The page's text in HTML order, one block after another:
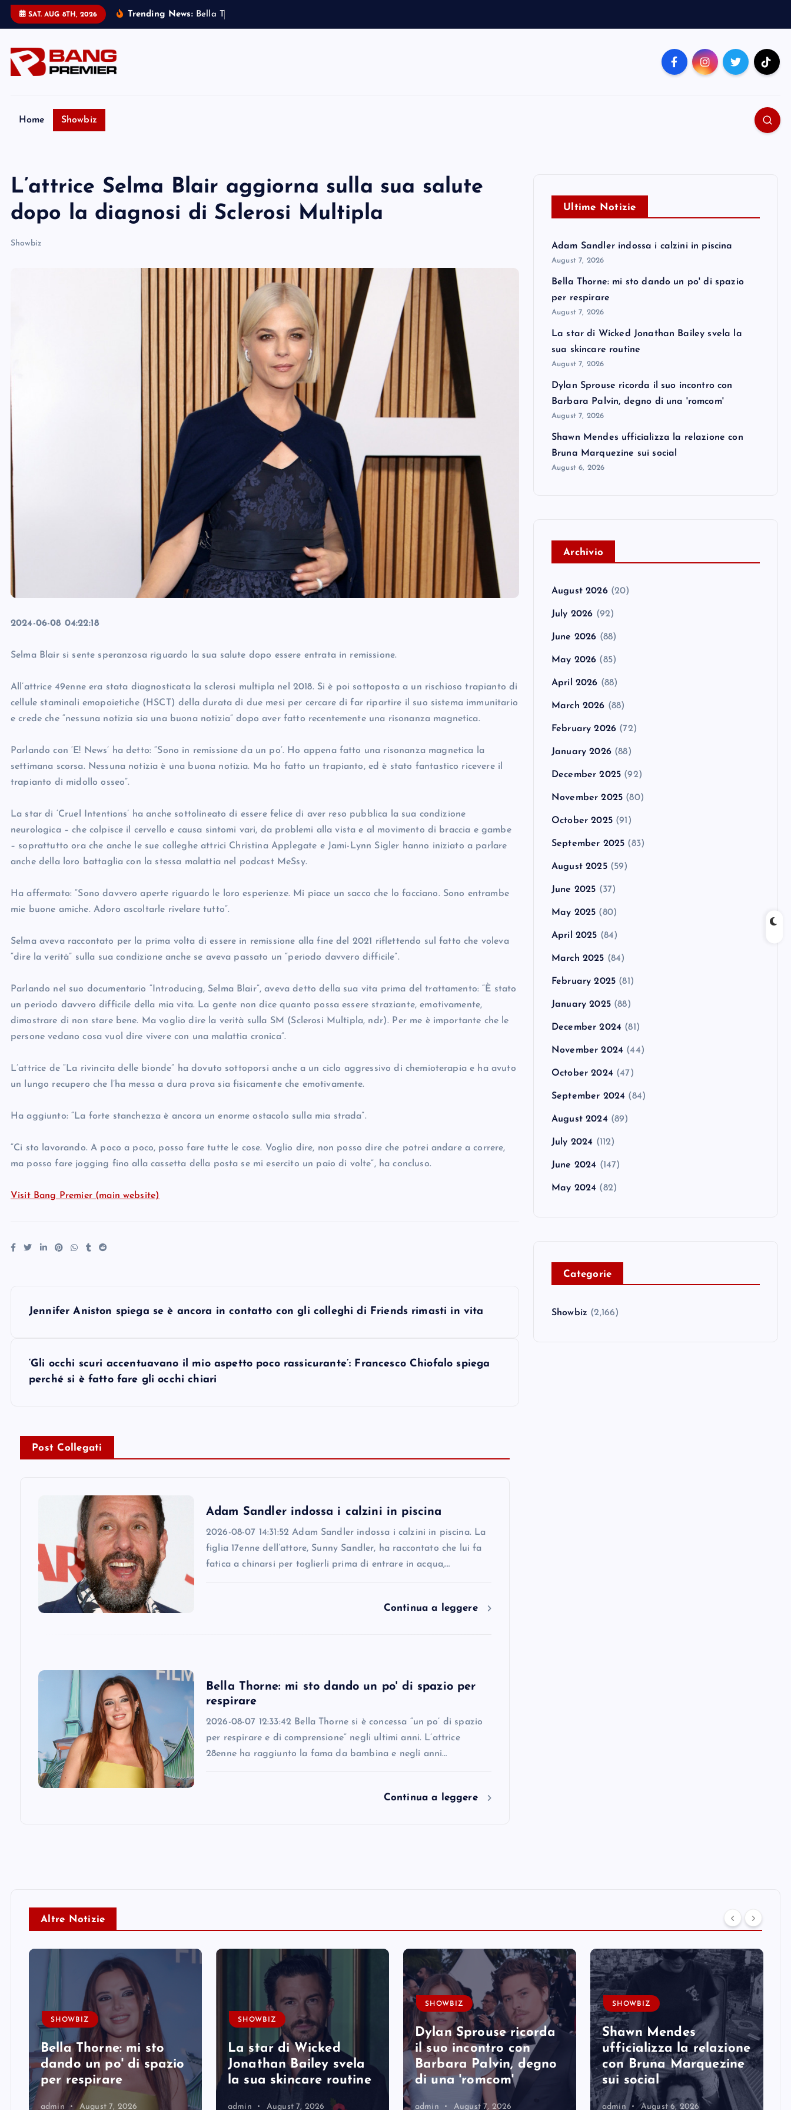
SAT. AUG 8TH, 2026 Trending News: Be a T
Home Showbiz
L’attrice Selma Blair aggiorna sulla sua salute
dopo la diagnosi di Sclerosi Multipla
Showbiz
2024-06-08 04:22:18
Selma Blair si sente speranzosa riguardo la sua salute dopo essere entrata in remissione.
All’attrice 49enne era stata diagnosticata la sclerosi multipla nel 2018. Si è poi sottoposta a un rischioso trapianto di
cellule staminali emopoietiche (HSCT) della durata di due mesi per cercare di far ripartire il suo sistema immunitario
e crede che “nessuna notizia sia una buona notizia” dopo aver fatto recentemente una risonanza magnetica.
Parlando con ‘E! News’ ha detto: “Sono in remissione da un po’. Ho appena fatto una risonanza magnetica la
settimana scorsa. Nessuna notizia è una buona notizia. Ma ho fatto un trapianto, ed è stato fantastico ricevere il
trapianto di midollo osseo”.
La star di ‘Cruel Intentions’ ha anche sottolineato di essere felice di aver reso pubblica la sua condizione
neurologica – che colpisce il cervello e causa sintomi vari, da problemi alla vista e al movimento di braccia e gambe
– soprattutto ora che anche le sue colleghe attrici Christina Applegate e Jami-Lynn Sigler hanno iniziato a parlare
anche della loro battaglia con la stessa malattia nel podcast MeSsy.
Ha affermato: “Sono davvero aperte riguardo le loro esperienze. Mi piace un sacco che lo facciano. Sono entrambe
mie buone amiche. Adoro ascoltarle rivelare tutto”.
Selma aveva raccontato per la prima volta di essere in remissione alla fine del 2021 riflettendo sul fatto che voleva
“dire la verità” sulla sua condizione anche se aveva passato un “periodo davvero difficile”.
Parlando nel suo documentario “Introducing, Selma Blair”, aveva detto della sua vita prima del trattamento: “È stato
un periodo davvero difficile della mia vita. La gente non dice quanto possa essere straziante, emotivamente,
dimostrare di non stare bene. Ma voglio dire la verità sulla SM (Sclerosi Multipla, ndr). Per me è importante che le
persone vedano cosa vuol dire vivere con una malattia cronica”.
L’attrice de “La rivincita delle bionde” ha dovuto sottoporsi anche a un ciclo aggressivo di chemioterapia e ha avuto
un lungo recupero che l’ha messa a dura prova sia fisicamente che emotivamente.
Ha aggiunto: “La forte stanchezza è ancora un enorme ostacolo sulla mia strada”.
“Ci sto lavorando. A poco a poco, posso fare tutte le cose. Voglio dire, non posso dire che potrei andare a correre,
ma posso fare jogging fino alla cassetta della posta se mi esercito un paio di volte”, ha concluso.
Visit Bang Premier (main website)
n
a
Jennifer Aniston spiega se è ancora in contatto con gli colleghi di Friends rimasti in vita
‘Gli occhi scuri accentuavano il mio aspetto poco rassicurante’: Francesco Chiofalo spiega
perché si è fatto fare gli occhi chiari
Post Collegati
Adam Sandler indossa i calzini in piscina
2026-08-07 14:31:52 Adam Sandler indossa i calzini in piscina. La
figlia 17enne dell’attore, Sunny Sandler, ha raccontato che lui fa
fatica a chinarsi per toglierli prima di entrare in acqua,…
Continua a leggere
Bella Thorne: mi sto dando un po' di spazio per
respirare
2026-08-07 12:33:42 Bella Thorne si è concessa “un po’ di spazio
per respirare e di comprensione” negli ultimi anni. L’attrice
28enne ha raggiunto la fama da bambina e negli anni…
Continua a leggere
Ultime Notizie
Adam Sandler indossa i calzini in piscina
August 7, 2026
Bella Thorne: mi sto dando un po' di spazio
per respirare
August 7, 2026
La star di Wicked Jonathan Bailey svela la
sua skincare routine
August 7, 2026
Dylan Sprouse ricorda il suo incontro con
Barbara Palvin, degno di una 'romcom'
August 7, 2026
Shawn Mendes ufficializza la relazione con
Bruna Marquezine sui social
August 6, 2026
Archivio
August 2026(20)
July 2026 (92)
June 2026 (88)
May 2026 (85)
April 2026 (88)
March 2026 (88)
February 2026 (72)
January 2026(88)
December 2025 (92)
November 2025 (80)
October 2025(91)
September 2025 (83)
August 2025(59)
June 2025 (37)
May 2025 (80)
April 2025 (84)
March 2025 (84)
February 2025 (81)
January 2025(88)
December 2024 (81)
November 2024 (44)
October 2024 (47)
September 2024 (84)
August 2024 (89)
July 2024 (112)
June 2024 (147)
May 2024 (82)
Categorie
Showbiz (2,166)
Altre Notizie
SHOWBIZ
Bella Thorne: mi sto
dando un po' di spazio
per respirare
admin August 7, 2026
SHOWBIZ
La star di Wicked
Jonathan Bailey svela
la sua skincare routine
admin August 7, 2026
SHOWBIZ
Dylan Sprouse ricorda
il suo incontro con
Barbara Palvin, degno
di una 'romcom'
admin August 7, 2026
SHOWBIZ
Shawn Mendes
ufficializza la relazione
con Bruna Marquezine
sui social
admin August 6, 2026